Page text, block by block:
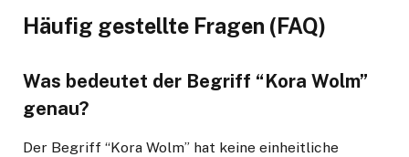
Häufig gestellte Fragen (FAQ)
Was bedeutet der Begriff “Kora Wolm”
genau?
Der Begriff “Kora Wolm” hat keine einheitliche